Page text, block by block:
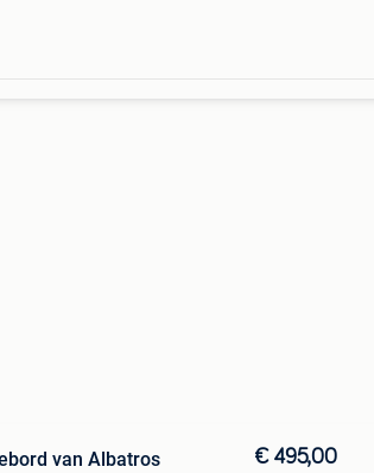
van Albatros
€ 495,00